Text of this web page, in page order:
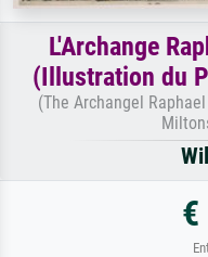
L'Archange
(Illustration du
(The Archangel
€